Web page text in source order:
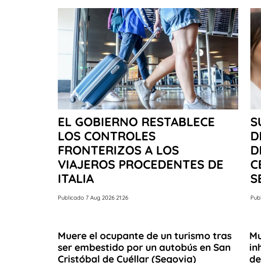
EL GOBIERNO RESTABLECE
LOS CONTROLES
FRONTERIZOS A LOS
VIAJEROS PROCEDENTES DE
ITALIA
Publicado 7 Aug 2026 21:26
Muere el ocupante de un turismo tras
ser embestido por un autobús en San
Cristóbal de Cuéllar (Segovia)